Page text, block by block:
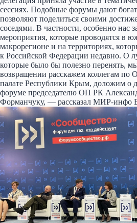
сессиях. Подобные форумы дают
позволяют поделиться своими
соседями. В частности, особенно нас
мероприятия, которые проводятся в
макрорегионе и на территориях,
к Российской Федерации недавно. О
которые было бы полезно перенять,
возвращении расскажем коллегам по
палате Республики Крым, доложим о
форуме председателю ОП РК
Форманчуку, — рассказал МИР-инфо